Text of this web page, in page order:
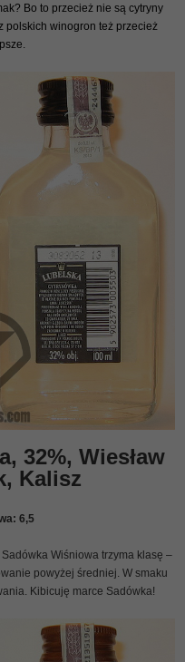
Bo to przecież nie są cytryny
polskich winogron też przecież
32%, Wiesław
Kalisz
6,5
Wiśniowa trzyma klasę –
powyżej średniej. W smaku
Kibicuję marce Sadówka!